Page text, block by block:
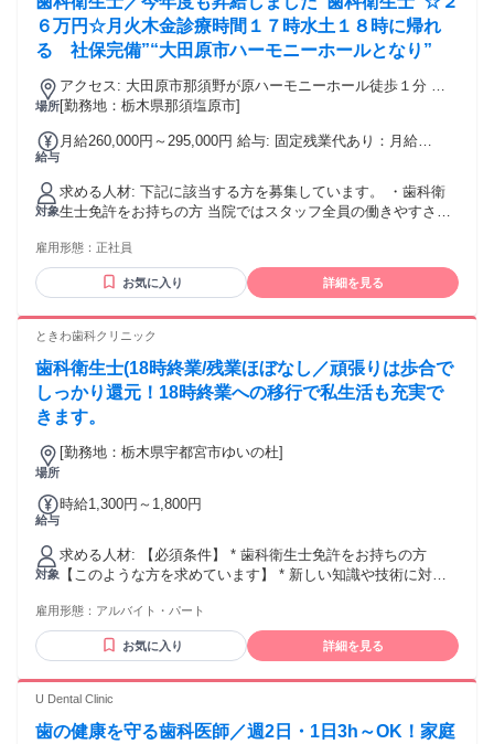
６万円☆月火木金診療時間１７時水土１８時に帰れ
る 社保完備”“大田原市ハーモニーホールとなり”
場所
アクセス: 大田原市那須野が原ハーモニーホール徒歩１分 西
[勤務地：栃木県那須塩原市]
給与
月給260,000円～295,000円 給与: 固定残業代あり：月給
￥25,000（15時間相当分）を含む。15時間を超える残業代は
追加で支給する。 各種手当込み、固定残業代は残業時間にか
かわらず満額支払われます。現時点での残業はほとんどあり
ません。全員で協力して早くあがっています。
対象
求める人材: 下記に該当する方を募集しています。 ・歯科衛
生士免許をお持ちの方 当院ではスタッフ全員の働きやすさを
挨拶ができる。 ②患者さんと仲間を褒めることができる 技術
や経験は問いません。①②に該当する方、大歓迎です。
雇用形態： 正社員
お気に入り 詳細を見る
ときわ歯科クリニック
歯科衛生士(18時終業/残業ほぼなし／頑張りは歩合で
しっかり還元！18時終業への移行で私生活も充実で
きます。
場所
[勤務地：栃木県宇都宮市ゆいの杜]
給与
時給1,300円～1,800円
対象
求める人材: 【必須条件】 * 歯科衛生士免許をお持ちの方
【このような方を求めています】 * 新しい知識や技術に対し
試すなど、常に良いものを取り入れる姿勢を大切にしていま
す。新しい情報を学ぶことを楽しめる方を歓迎します。 * 誠
実に患者様と向き合える方 予防歯科やメンテナンスを通じ
ています。 * ワークライフバランスを大切にしたい方 18時終
充実させたいという当院の考えに共感いただける方を募集し
雇用形態： アルバイト・パート
お気に入り 詳細を見る
U Dental Clinic
歯の健康を守る歯科医師／週2日・1日3h～OK！家庭